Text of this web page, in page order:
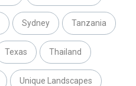
Sydney Tanzania
Texas Thailand
Unique Landscapes